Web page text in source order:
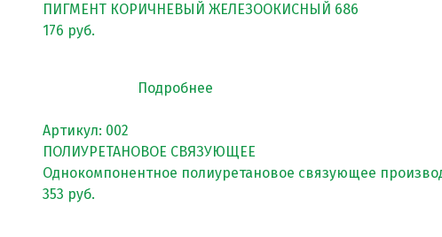
ПИГМЕНТ КОРИЧНЕВЫЙ ЖЕЛЕЗООКИСНЫЙ 686
176 руб.
Подробнее
Артикул: 002
ПОЛИУРЕТАНОВОЕ СВЯЗУЮЩЕЕ
Однокомпонентное полиуретановое связующее
353 руб.